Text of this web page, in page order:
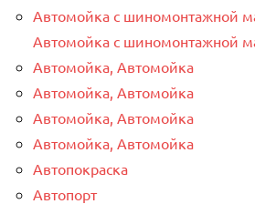
Автомойка с шиномонтажной
Автомойка с шиномонтажной
Автомойка, Автомойка
Автомойка, Автомойка
Автомойка, Автомойка
Автомойка, Автомойка
Автопокраска
Автопорт